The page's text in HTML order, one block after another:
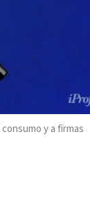
y a firmas